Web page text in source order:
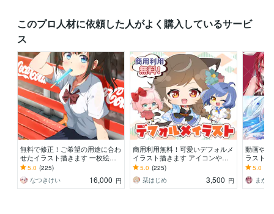
このプロ人材に依頼した人がよく購入しているサービ
ス
無料で修正！ご希望の用途に合わ
せたイラスト描きます 一枚絵が
欲しい！グッズに使いたい！など
5.0 (225)
なつきけい
16,000 円
商用利用無料！可愛いデフォルメ
イラスト描きます アイコンや動
画、グッズ化にピッタリなミニキ
ャラを制作します！
5.0 (225)
栞はじめ
3,500 円
動画や
ラスト
務所所
5.0
まか